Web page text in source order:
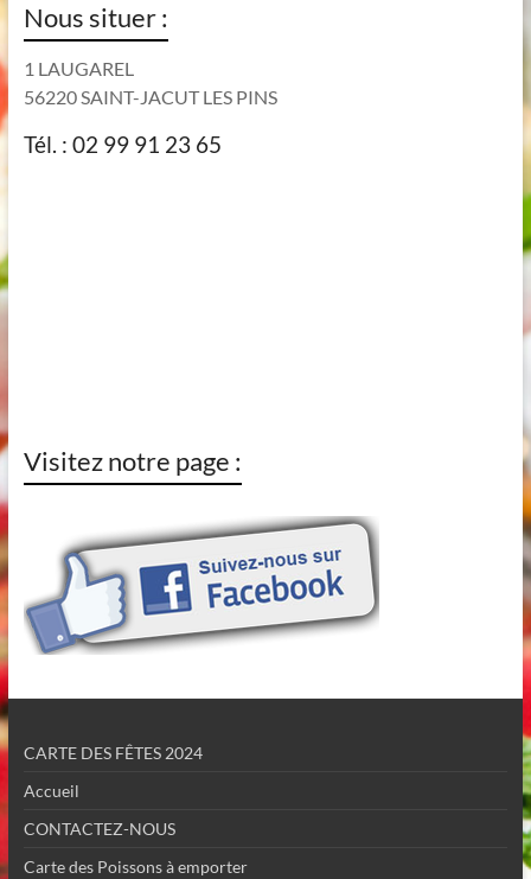
Nous situer :
1 LAUGAREL
56220 SAINT-JACUT LES PINS
Tél. : 02 99 91 23 65
Visitez notre page :
CARTE DES FÊTES 2024
Accueil
CONTACTEZ-NOUS
Carte des Poissons à emporter